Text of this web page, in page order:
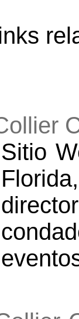
Sitio